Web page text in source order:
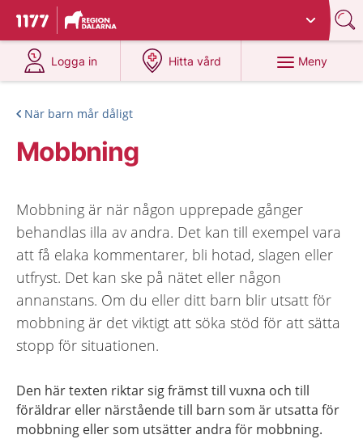
Till startsidan för 1177
Du har valt region
Logga in
på 1177.se
Hitta vård
på 1177.se
Meny
När barn mår dåligt
Mobbning
Mobbning är när någon upprepade gånger
behandlas illa av andra. Det kan till exempel vara
att få elaka kommentarer, bli hotad, slagen eller
utfryst. Det kan ske på nätet eller någon
annanstans. Om du eller ditt barn blir utsatt för
mobbning är det viktigt att söka stöd för att sätta
stopp för situationen.
Den här texten riktar sig främst till vuxna och till
föräldrar eller närstående till barn som är utsatta för
mobbning eller som utsätter andra för mobbning.